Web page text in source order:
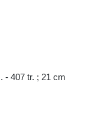
- 407 tr. ; 21 cm